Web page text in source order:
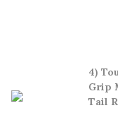
4)
Grip
Tail